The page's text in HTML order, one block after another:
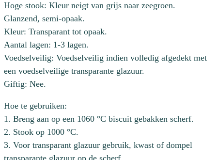
Hoge stook: Kleur neigt van grijs naar zeegroen.
Glanzend, semi-opaak.
Kleur: Transparant tot opaak.
Aantal lagen: 1-3 lagen.
Voedselveilig: Voedselveilig indien volledig afgedekt met
een voedselveilige transparante glazuur.
Giftig: Nee.
Hoe te gebruiken:
1. Breng aan op een 1060 °C biscuit gebakken scherf.
2. Stook op 1000 °C.
3. Voor transparant glazuur gebruik, kwast of dompel